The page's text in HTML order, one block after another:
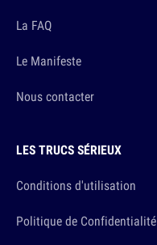
La FAQ
Le Manifeste
Nous contacter
LES TRUCS SÉRIEUX
Conditions d'utilisation
Politique de Confidentialité